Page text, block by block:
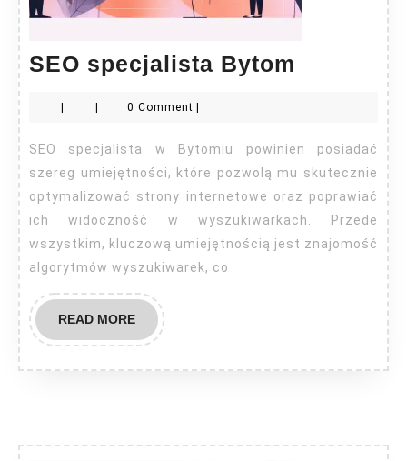
SEO specjalista Bytom
| | 0 Comment |
SEO specjalista w Bytomiu powinien posiadać
szereg umiejętności, które pozwolą mu skutecznie
optymalizować strony internetowe oraz poprawiać
ich widoczność w wyszukiwarkach. Przede
wszystkim, kluczową umiejętnością jest znajomość
algorytmów wyszukiwarek, co
READ MOREREAD
MORE